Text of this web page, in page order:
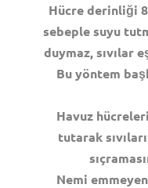
Hücre derinliği
sebeple suyu
duymaz, sıvılar
Bu yöntem
Havuz
tutarak
Nemi